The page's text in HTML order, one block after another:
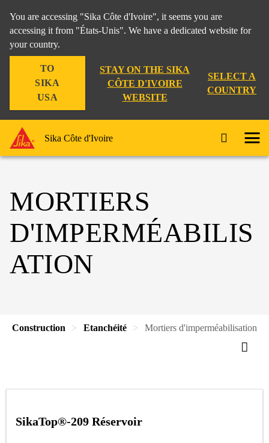
You are accessing "Sika Côte d'Ivoire", it seems you are
accessing it from "États-Unis". We have a dedicated website for
your country.
TO
SIKA
USA
STAY ON THE SIKA
CÔTE D'IVOIRE
WEBSITE
SELECT A
COUNTRY
Sika Côte d'Ivoire
MORTIERS
D'IMPERMÉABILIS
ATION
Construction Etanchéité Mortiers d'imperméabilisation
SikaTop®-209 Réservoir